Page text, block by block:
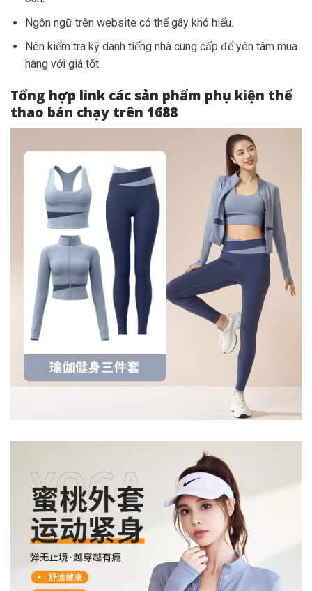
Ngôn ngữ trên website có thể gây khó hiểu.
Nên kiểm tra kỹ danh tiếng nhà cung cấp để yên tâm mua
hàng với giá tốt.
Tổng hợp link các sản phẩm phụ kiện thể
thao bán chạy trên 1688